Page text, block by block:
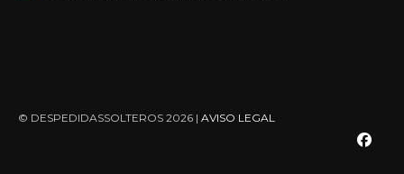
© DESPEDIDASSOLTEROS 2026 | AVISO LEGAL